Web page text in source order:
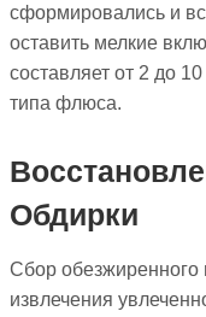
сформировались и
оставить мелкие
составляет от 2 до
типа флюса.
Обдирки
Сбор
извлечения